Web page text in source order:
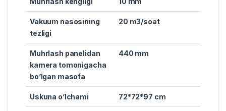
Vakuum nasosining
tezligi
20 m3/soat
Muhrlash panelidan
kamera tomonigacha
bo’lgan masofa
440 mm
Uskuna o’lchami 72*72*97 cm